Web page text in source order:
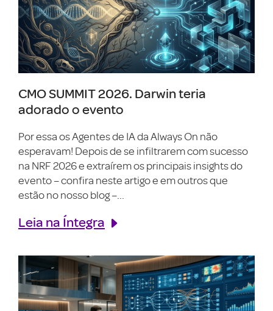
CMO SUMMIT 2026. Darwin teria
adorado o evento
Por essa os Agentes de IA da Always On não
esperavam! Depois de se infiltrarem com sucesso
na NRF 2026 e extraírem os principais insights do
evento – confira neste artigo e em outros que
estão no nosso blog –...
Leia na Íntegra